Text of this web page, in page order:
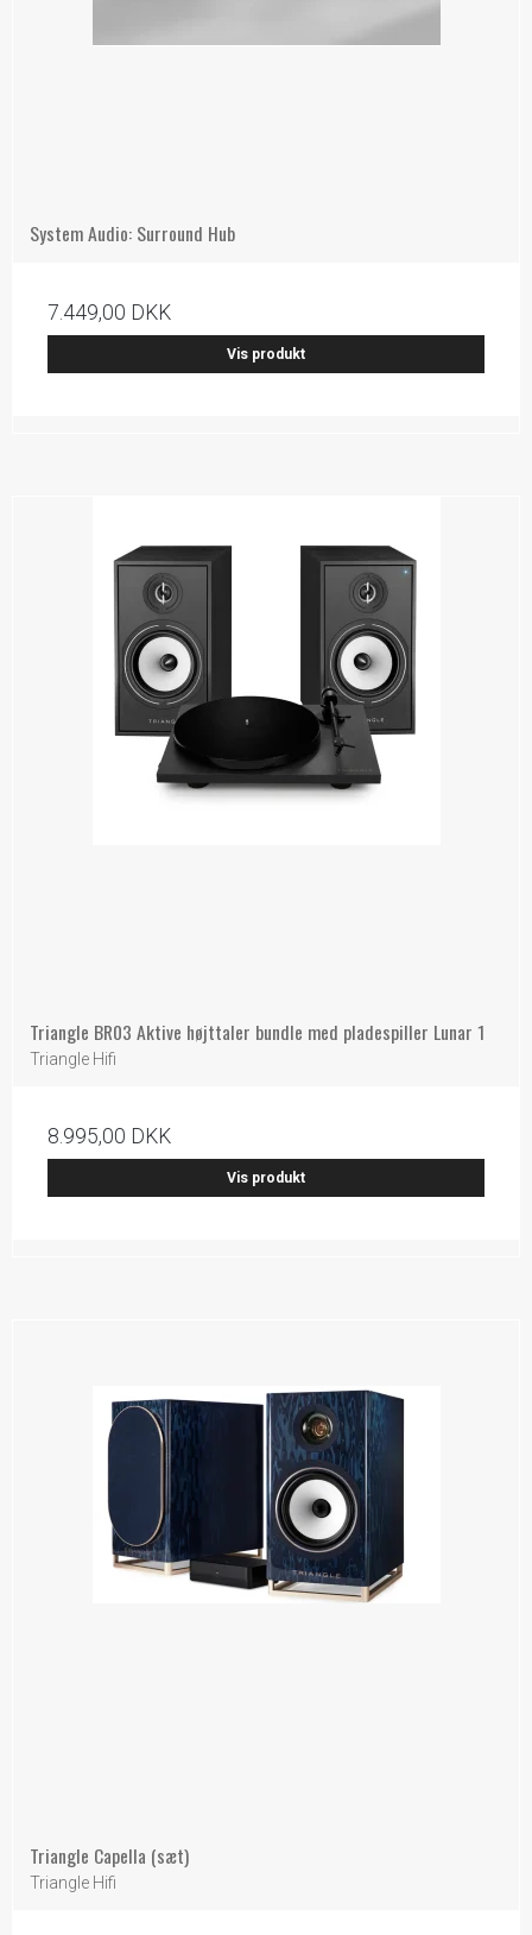
System Audio: Surround Hub
7.449,00 DKK
Vis produkt
Triangle BR03 Aktive højttaler bundle med pladespiller Lunar 1
Triangle Hifi
8.995,00 DKK
Vis produkt
Triangle Capella (sæt)
Triangle Hifi